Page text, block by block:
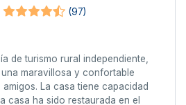
(97)
de turismo rural independiente,
maravillosa y confortable
La casa tiene capacidad
casa ha sido restaurada en el